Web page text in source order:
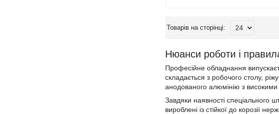
Нюанси роботи і
Професійне обладнання
складається з робочого столу,
анодованого алюмінію з високими
Завдяки наявності спеціального
вироблені із стійкої до корозії